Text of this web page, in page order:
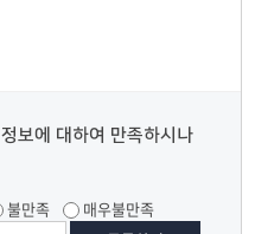
보에 대하여 만족하시나
불만족 매우불만족